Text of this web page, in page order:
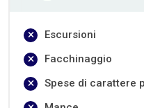
Escursioni
Facchinaggio
Spese di carattere